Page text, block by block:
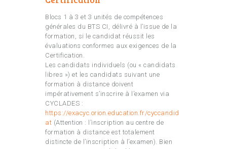
Blocs 1 à 3 et 3 unités de compétences
générales du BTS CI, délivré à l’issue de la
formation, si le candidat réussit les
évaluations conformes aux exigences de la
Certification.
Les candidats individuels (ou « candidats
libres ») et les candidats suivant une
formation à distance doivent
impérativement s’inscrire à l’examen via
CYCLADES :
https://exacyc.orion.education.fr/cyccandid
at (Attention : l’inscription au centre de
formation à distance est totalement
distincte de l’inscription à l’examen). Bien